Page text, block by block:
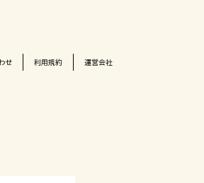
せ 利用規約 運営会社